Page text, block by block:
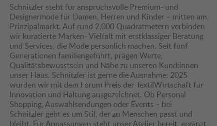
Schnitzler steht für anspruchsvolle Premium- und
Designermode für Damen, Herren und Kinder – mitten am
Prinzipalmarkt. Auf rund 2.000 Quadratmetern verbinden
wir kuratierte Marken- Vielfalt mit erstklassiger Beratung
und Services, die Mode persönlich machen. Seit fünf
Generationen familiengeführt, prägen Werte,
Qualitätsbewusstsein und Nähe zu unseren Kund:innen
unser Haus. Schnitzler ist gerne die Ausnahme: 2025
wurden wir mit dem Forum Preis der TextilWirtschaft für
Innovation und Haltung ausgezeichnet. Ob Personal
Shopping, Auswahlsendungen oder Events – bei
Schnitzler geht es um Stil, der zu Menschen passt und
bleibt. Für Anpassungen steht unser Atelier bereit, ergänzt